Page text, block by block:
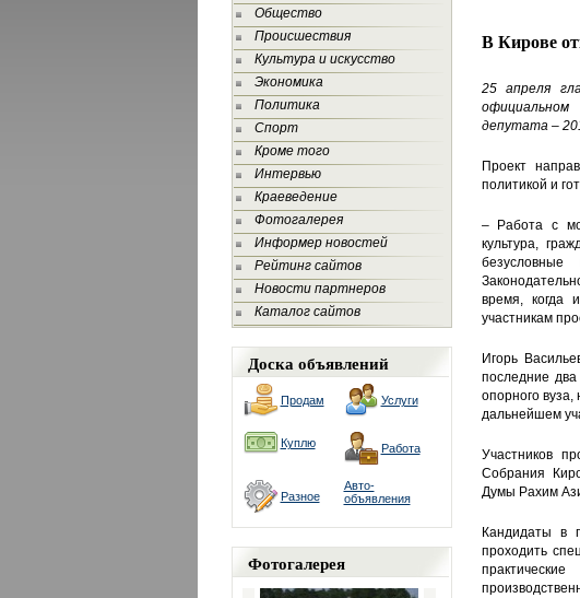
Общество
Происшествия
Культура и искусство
Экономика
Политика
Спорт
Кроме того
Интервью
Краеведение
Фотогалерея
Информер новостей
Рейтинг сайтов
Новости партнеров
Каталог сайтов
Доска объявлений
Продам Услуги
Куплю Работа
Разное
Авто-
объявления
Фотогалерея
В Кирове
25 апреля
депутата –
Проект
политикой и
– Работа с
культура,
время, когда
участникам
Игорь
последние два
опорного
дальнейшем
Участников
Собрания
Думы Рахим
Кандидаты в
проходить